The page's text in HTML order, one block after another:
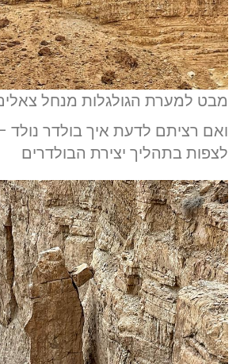
מבט למערת הגולגלות מנחל
ואם רציתם לדעת איך בולדר נולד –
לצפות בתהליך יצירת הבולדרים